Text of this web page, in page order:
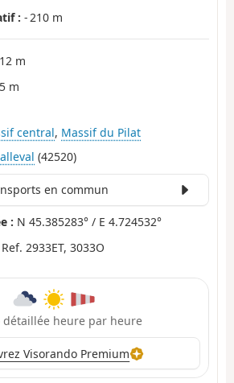
: - 210 m
m
m
central, Massif du Pilat
(42520)
en commun
: N 45.385283° / E 4.724532°
Ref. 2933ET, 3033O
détaillée heure par heure
Visorando Premium